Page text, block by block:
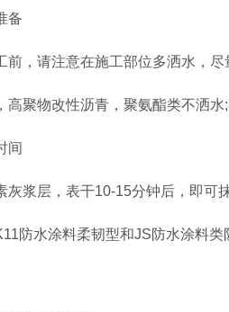
备
前，请注意在施工部位多洒水，
高聚物改性沥青，聚氨酯类不洒
间
灰浆层，表干10-15分钟后，即可
防水涂料柔韧型和JS防水涂料